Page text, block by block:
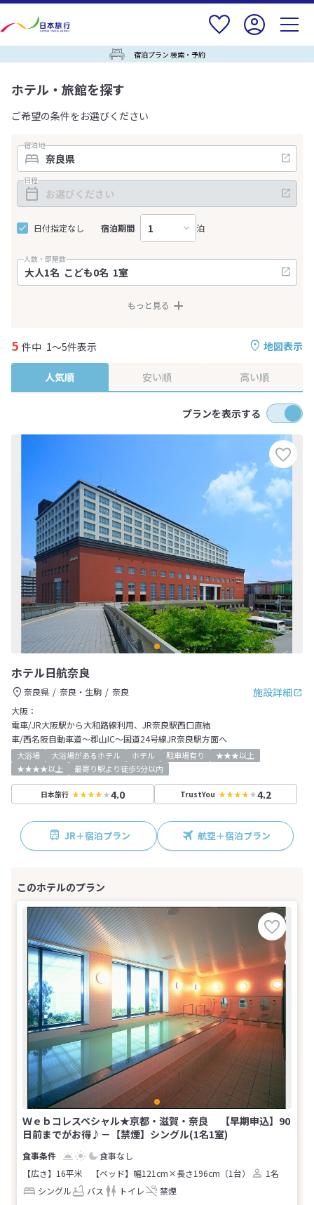
宿泊プラン 検索・予約
ホテル・旅館を探す
ご希望の条件をお選びください
宿泊地
日程
日付指定なし 宿泊期間 泊
人数・部屋数
もっと見る
地図表示
5 件中 1～5件表示
人気順 安い順 高い順
プランを表示する
ホテル日航奈良
施設詳細
奈良県 奈良・生駒
奈良
大阪：
電車/JR大阪駅から大和路線利用、JR奈良駅西口直結
車/西名阪自動車道～郡山IC～国道24号線JR奈良駅方面へ
大浴場 大浴場があるホテル ホテル 駐車場有り
★★★以上
★★★★以上
最寄り駅より徒歩5分以内
日本旅行 4.0 TrustYou 4.2
JR＋宿泊プラン 航空＋宿泊プラン
Ｗｅｂコレスペシャル★京都・滋賀・奈良 【早期申込】90
日前までがお得♪－【禁煙】シングル(1名1室)
食事なし
【広さ】16平米
【ベッド】幅121cm×長さ196cm（1台）
1名
シングル
バス トイレ 禁煙